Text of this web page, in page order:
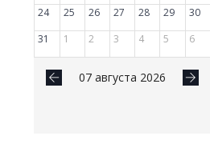
24
25 26 27 28 29
30
31
1 2 3 4 5 6
07 августа 2026